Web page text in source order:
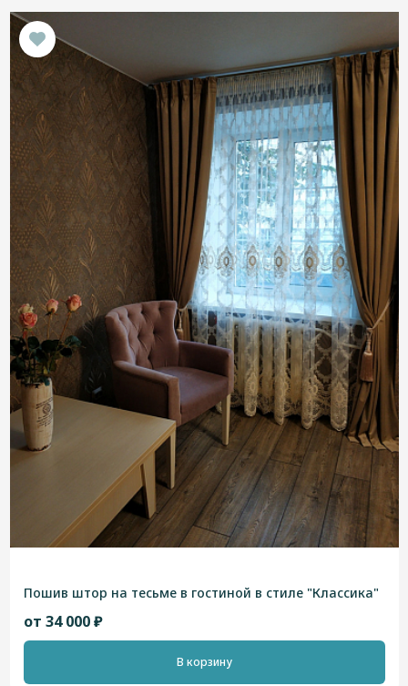
Пошив штор на тесьме в гостиной в стиле "Классика"
от 34 000 ₽
В корзину